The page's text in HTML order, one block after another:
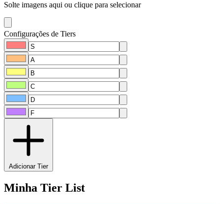
Solte imagens aqui ou clique para selecionar
Configurações de Tiers
Adicionar Tier
Minha Tier List